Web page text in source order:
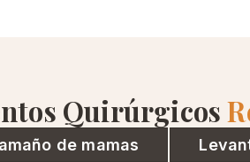
Quirúrgicos
de mamas